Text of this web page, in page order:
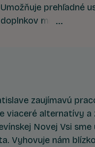
Umožňuje prehľadné
doplnkov mimo
zaujímavú
viaceré alternatívy a
Novej Vsi sme
Vyhovuje nám